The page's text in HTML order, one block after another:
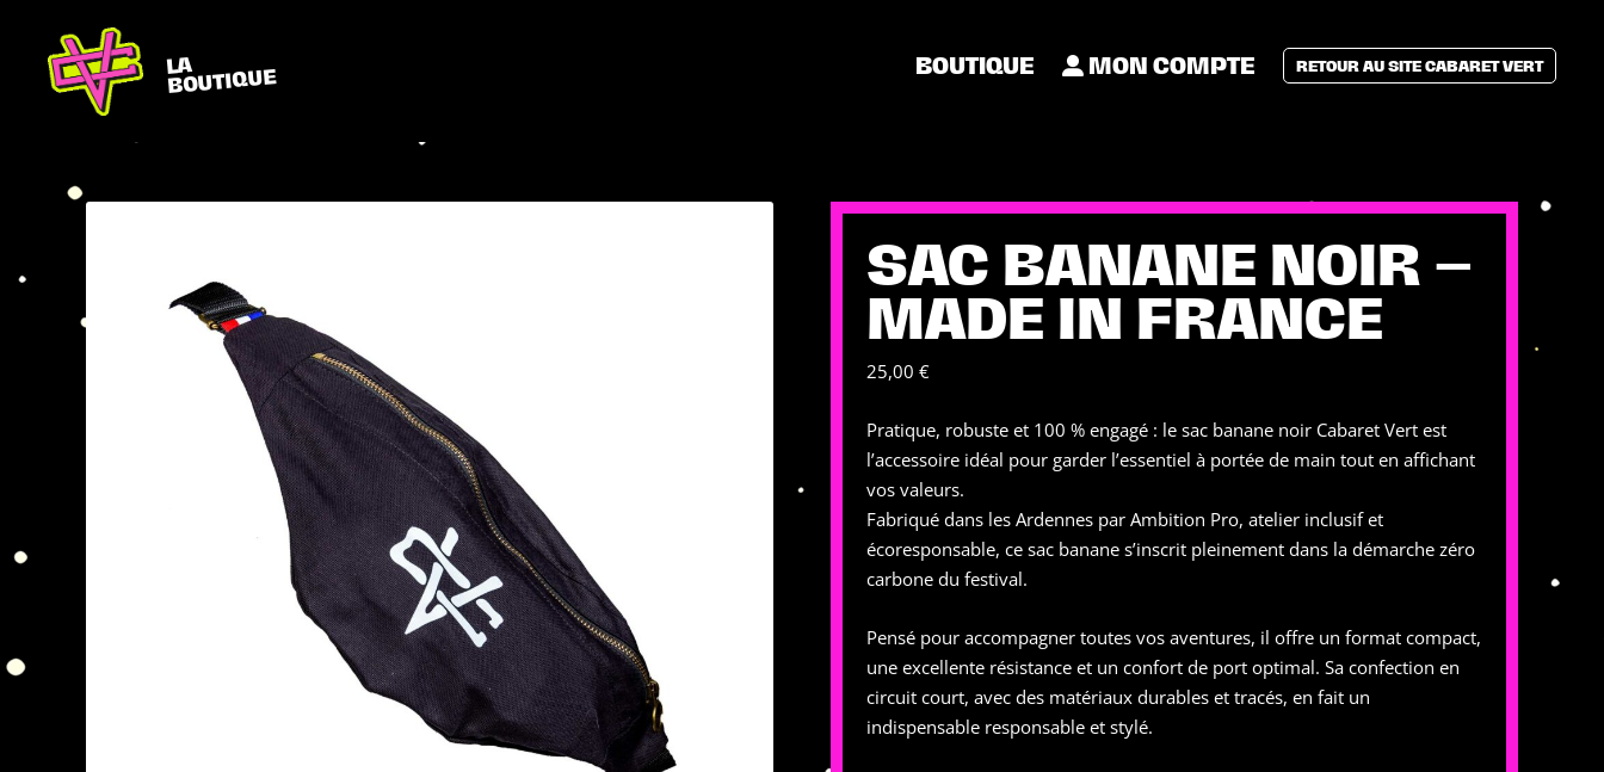
LA
BOUTIQUE
BOUTIQUE MON COMPTE RETOUR AU SITE CABARET VERT
SAC BANANE NOIR –
MADE IN FRANCE
25,00 €
Pratique, robuste et 100 % engagé : le sac banane noir Cabaret Vert est
l’accessoire idéal pour garder l’essentiel à portée de main tout en affichant
vos valeurs.
Fabriqué dans les Ardennes par Ambition Pro, atelier inclusif et
écoresponsable, ce sac banane s’inscrit pleinement dans la démarche zéro
carbone du festival.
Pensé pour accompagner toutes vos aventures, il offre un format compact,
une excellente résistance et un confort de port optimal. Sa confection en
circuit court, avec des matériaux durables et tracés, en fait un
indispensable responsable et stylé.